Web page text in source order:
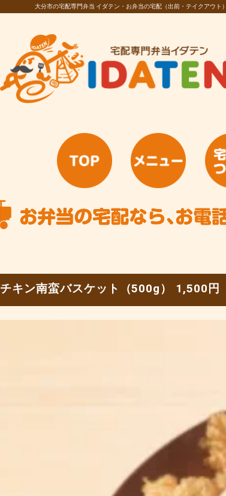
大分市の宅配専門弁当 イダテン・お弁当の宅配（出前・テイクアウ
チキン南蛮バスケット（500g） 1,500円